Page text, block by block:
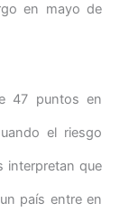
en mayo de
47 puntos en
el riesgo
interpretan que
país entre en